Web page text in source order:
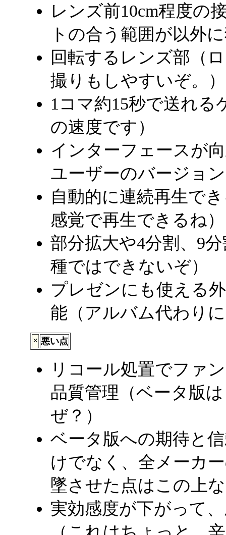
レンズ前10cm程度の
トの合う範囲が以外
回転するレンズ部（
撮りもしやすいぞ。）
1コマ約15秒で送れる
の速度です）
インターフェースが
ユーザーのバージョ
自動的に連続再生で
感覚で再生できるね）
部分拡大や4分割、9
種ではできないぞ）
プレゼンにも使える
能（アルバム代わり
× 悪い点
リコール処置でファ
品質管理（ベータ版
ぜ？）
ベータ版への期待と
けでなく、全メーカ
墜させた点はこの上
実効感度が下がって